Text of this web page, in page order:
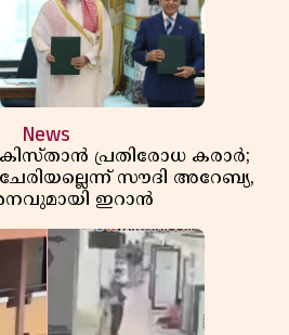
News
പ്രതിരോധ കരാർ;
സൗദി അറേബ്യ,
ഇറാൻ